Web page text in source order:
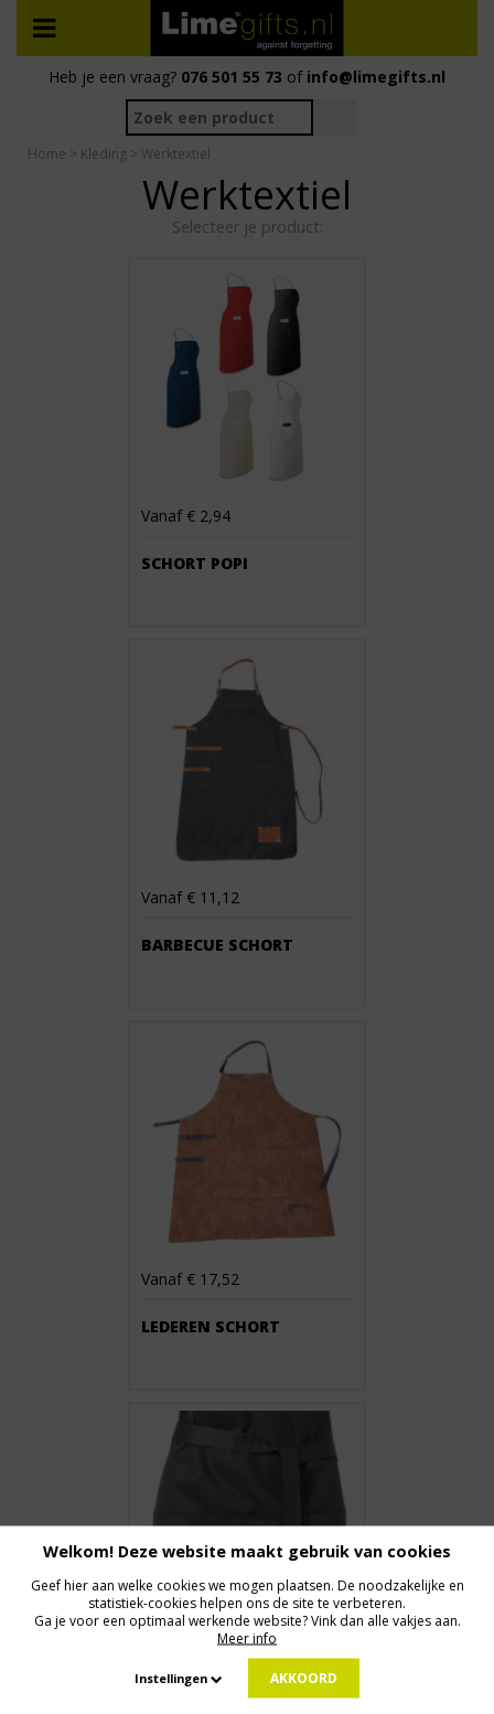
Heb je een vraag? 076 501 55 73 of info@limegifts.nl
Home > Kleding > Werktextiel
Werktextiel
Selecteer je product:
Vanaf € 2,94
SCHORT POPI
Vanaf € 11,12
BARBECUE SCHORT
Vanaf € 17,52
LEDEREN SCHORT
Welkom! Deze website maakt gebruik van cookies
Geef hier aan welke cookies we mogen plaatsen. De noodzakelijke en
statistiek-cookies helpen ons de site te verbeteren.
Ga je voor een optimaal werkende website? Vink dan alle vakjes aan.
Meer info
Instellingen AKKOORD